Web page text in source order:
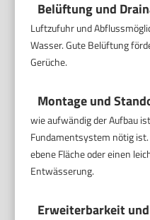
Belüftung und
Luftzufuhr und
Wasser. Gute Belüftung
Gerüche.
Montage und
wie aufwändig der Aufbau
Fundamentsystem nötig
ebene Fläche oder einen
Entwässerung.
Erweiterbarkeit